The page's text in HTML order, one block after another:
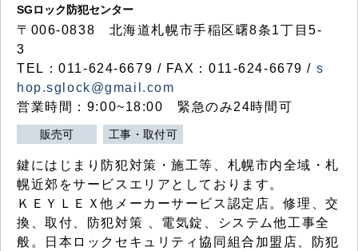
SGロック防犯センター
〒006-0838 北海道札幌市手稲区曙8条1丁目5-
3
TEL：011-624-6679 / FAX：011-624-6679 / s
hop.sglock@gmail.com
営業時間：9:00~18:00 緊急のみ24時間可
販売可 工事・取付可
鍵にはじまり防犯対策・施工等、札幌市内全域・札
幌近郊をサービスエリアとしております。
ＫＥＹＬＥＸ他メーカーサービス認定店。修理、交
換、取付、防犯対策 、電気錠、システム他工事全
般。日本ロックセキュリティ協同組合加盟店、防犯